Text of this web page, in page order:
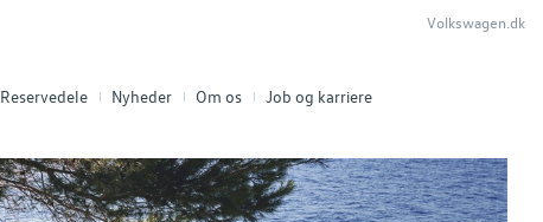
Reservedele Nyheder Om os Job og karriere
Volkswagen.dk